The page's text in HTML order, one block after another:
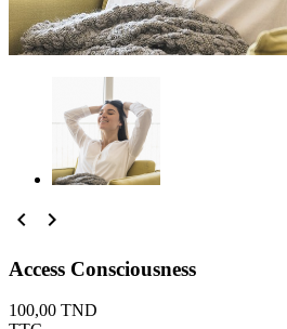
 
Access Consciousness
100,00 TND